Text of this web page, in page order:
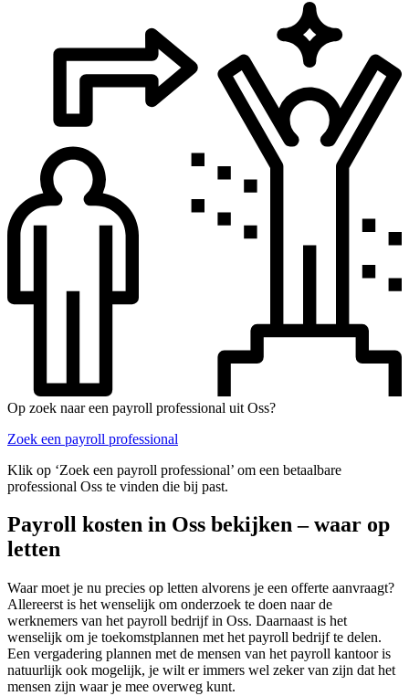
Op zoek naar een payroll professional uit Oss?
Zoek een payroll professional
Klik op ‘Zoek een payroll professional’ om een betaalbare
professional Oss te vinden die bij past.
Payroll kosten in Oss bekijken – waar op
letten
Waar moet je nu precies op letten alvorens je een offerte aanvraagt?
Allereerst is het wenselijk om onderzoek te doen naar de
werknemers van het payroll bedrijf in Oss. Daarnaast is het
wenselijk om je toekomstplannen met het payroll bedrijf te delen.
Een vergadering plannen met de mensen van het payroll kantoor is
natuurlijk ook mogelijk, je wilt er immers wel zeker van zijn dat het
mensen zijn waar je mee overweg kunt.